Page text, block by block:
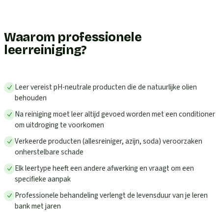
Waarom professionele
leerreiniging?
Leer vereist pH-neutrale producten die de natuurlijke olien
behouden
Na reiniging moet leer altijd gevoed worden met een conditioner
om uitdroging te voorkomen
Verkeerde producten (allesreiniger, azijn, soda) veroorzaken
onherstelbare schade
Elk leertype heeft een andere afwerking en vraagt om een
specifieke aanpak
Professionele behandeling verlengt de levensduur van je leren
bank met jaren